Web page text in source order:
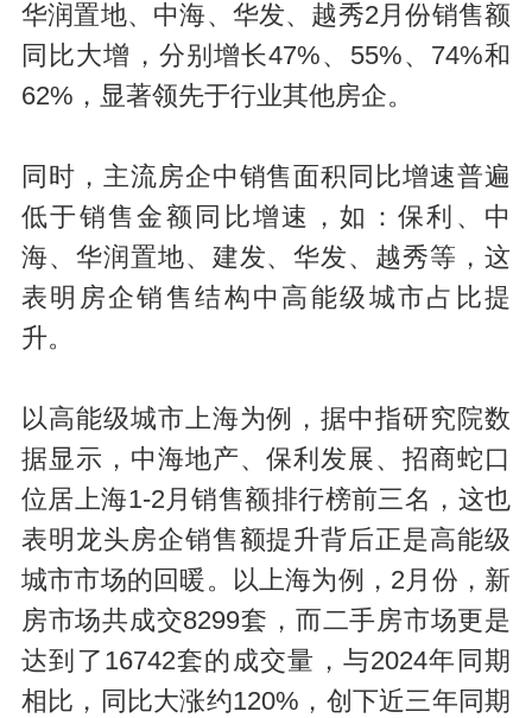
华润置地、中海、华发、越秀2月份销售额
同比大增，分别增长47%、55%、74%和
62%，显著领先于行业其他房企。
同时，主流房企中销售面积同比增速普遍
低于销售金额同比增速，如：保利、中
海、华润置地、建发、华发、越秀等，这
表明房企销售结构中高能级城市占比提
升。
以高能级城市上海为例，据中指研究院数
据显示，中海地产、保利发展、招商蛇口
位居上海1-2月销售额排行榜前三名 ，这也
表明龙头房企销售额提升背后正是高能级
城市市场的回暖。以上海为例，2月份，新
房市场共成交8299套，而二手房市场更是
达到了16742套的成交量，与2024年同期
相比，同比大涨约120%，创下近三年同期